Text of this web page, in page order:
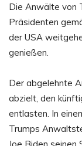
Die Anwälte von
Präsidenten
der USA
genießen.
Der abgelehnte
abzielt, den
entlasten. In
Trumps
Joe Biden